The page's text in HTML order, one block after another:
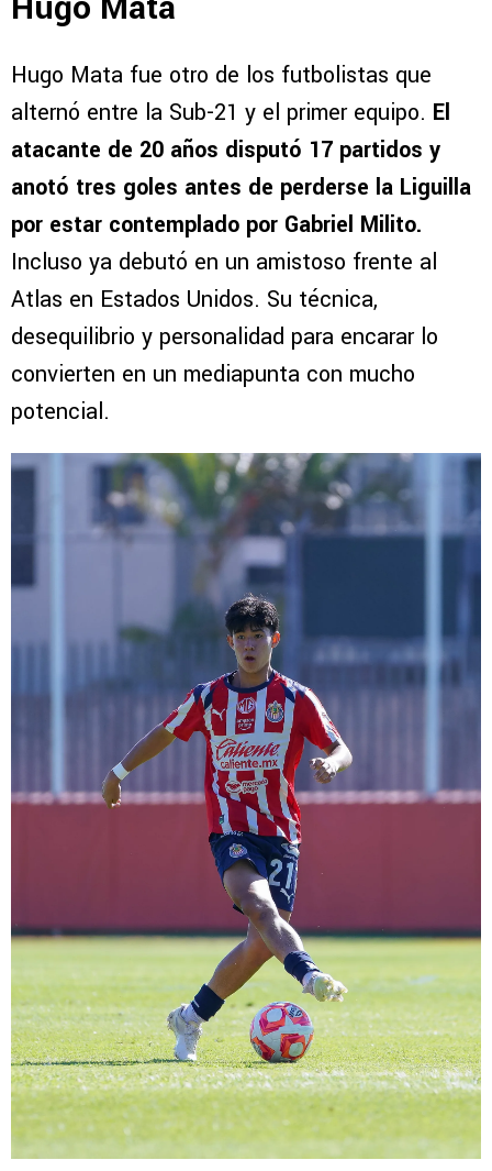
Hugo Mata fue otro de los futbolistas que
alternó entre la Sub-21 y el primer equipo. El
atacante de 20 años disputó 17 partidos y
anotó tres goles antes de perderse la Liguilla
por estar contemplado por Gabriel Milito.
Incluso ya debutó en un amistoso frente al
Atlas en Estados Unidos. Su técnica,
desequilibrio y personalidad para encarar lo
convierten en un mediapunta con mucho
potencial.